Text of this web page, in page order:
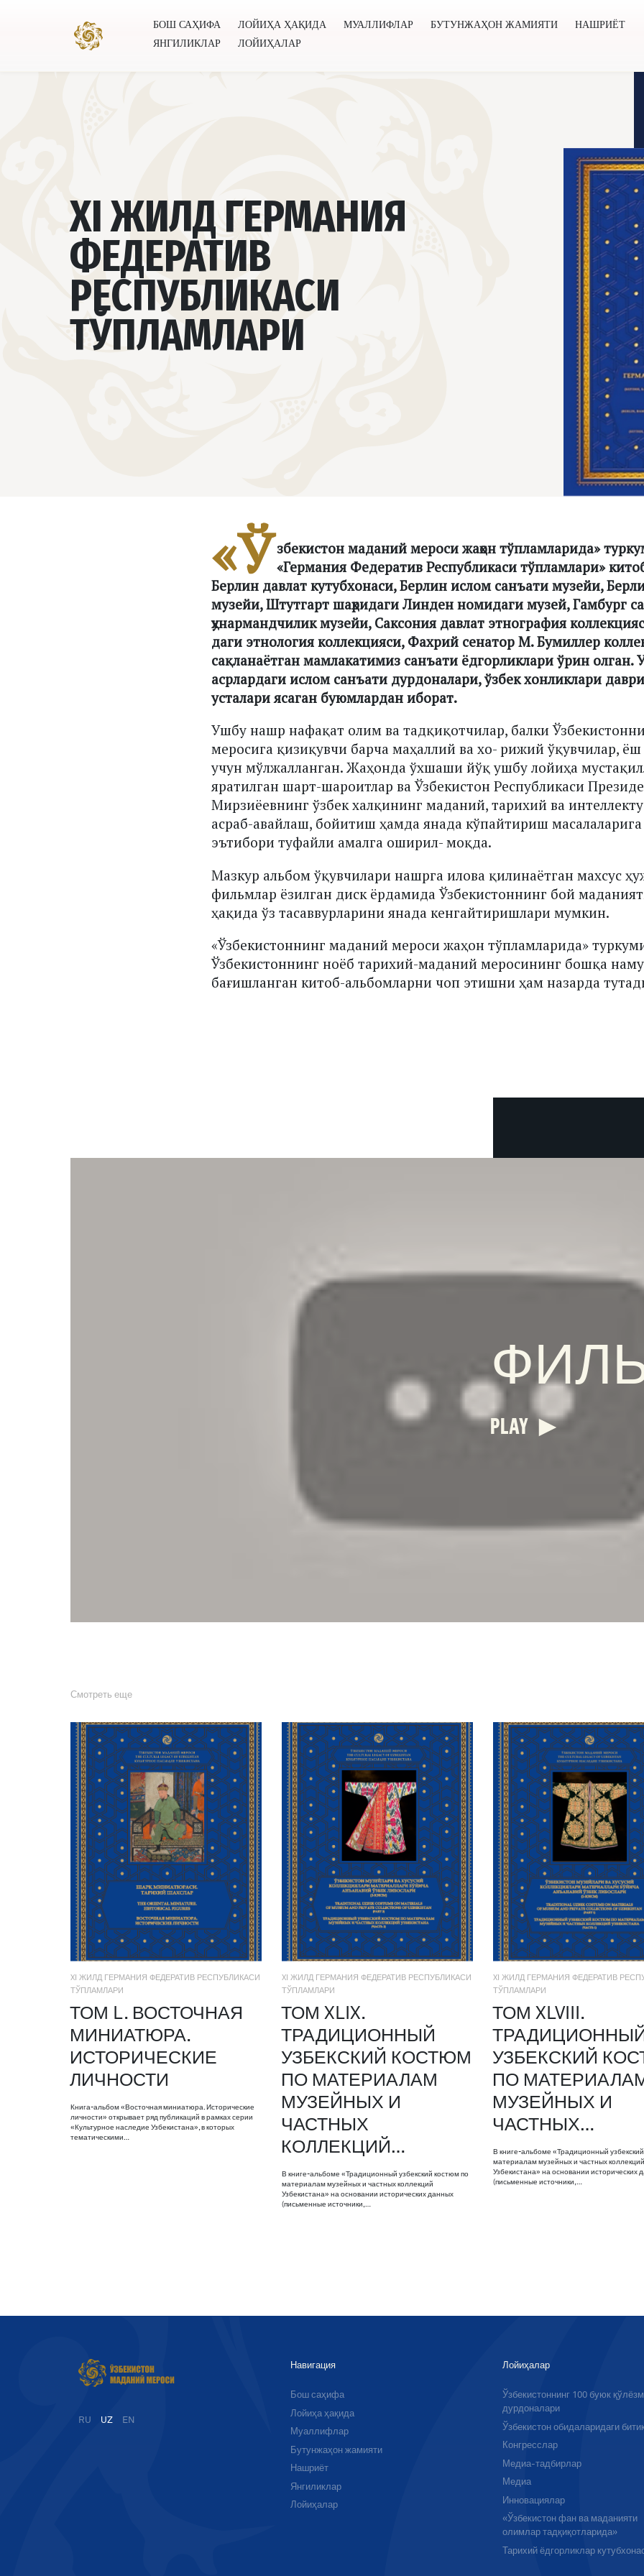
БОШ САҲИФА ЛОЙИҲА ҲАҚИДА МУАЛЛИФЛАР БУТУНЖАҲОН ЖАМИЯТИ
НАШРИЁТ
ЯНГИЛИКЛАР
ЛОЙИҲАЛАР
XI ЖИЛД ГЕРМАНИЯ
ФЕДЕРАТИВ
РЕСПУБЛИКАСИ
ТЎПЛАМЛАРИ
«Ўзбекистон маданий мероси жаҳон тўпламларида»
«Германия Федератив Республикаси тўпламлари»
Берлин давлат кутубхонаси, Берлин ислом санъати музейи,
музейи, Штутгарт шаҳридаги Линден номидаги музей, Гамбург
ҳунармандчилик музейи, Саксония давлат этнография
даги этнология коллекцияси, Фахрий сенатор М. Бумиллер
сақланаётган мамлакатимиз санъати ёдгорликлари ўрин олган.
асрлардаги ислом санъати дурдоналари, ўзбек хонликлари
усталари ясаган буюмлардан иборат.
Ушбу нашр нафақат олим ва тадқиқотчилар, балки
меросига қизиқувчи барча маҳаллий ва хо- рижий ўқувчилар,
учун мўлжалланган. Жаҳонда ўхшаши йўқ ушбу лойиҳа
яратилган шарт-шароитлар ва Ўзбекистон Республикаси
Мирзиёевнинг ўзбек халқининг маданий, тарихий ва
асраб-авайлаш, бойитиш ҳамда янада кўпайтириш
эътибори туфайли амалга оширил- моқда.
Мазкур альбом ўқувчилари нашрга илова қилинаётган махсус
фильмлар ёзилган диск ёрдамида Ўзбекистоннинг бой
ҳақида ўз тасаввурларини янада кенгайтиришлари мумкин.
«Ўзбекистоннинг маданий мероси жаҳон тўпламларида»
Ўзбекистоннинг ноёб тарихий-маданий меросининг бошқа
бағишланган китоб-альбомларни чоп этишни ҳам назарда
PLAY
Смотреть еще
XI ЖИЛД ГЕРМАНИЯ ФЕДЕРАТИВ РЕСПУБЛИКАСИ
ТЎПЛАМЛАРИ
ТОМ L. ВОСТОЧНАЯ
МИНИАТЮРА.
ИСТОРИЧЕСКИЕ
ЛИЧНОСТИ
Книга-альбом «Восточная миниатюра. Исторические
личности» открывает ряд публикаций в рамках серии
«Культурное наследие Узбекистана», в которых
тематическими…
XI ЖИЛД ГЕРМАНИЯ ФЕДЕРАТИВ РЕСПУБЛИКАСИ
ТЎПЛАМЛАРИ
ТОМ XLIX.
ТРАДИЦИОННЫЙ
УЗБЕКСКИЙ КОСТЮМ
ПО МАТЕРИАЛАМ
МУЗЕЙНЫХ И
ЧАСТНЫХ
КОЛЛЕКЦИЙ…
В книге-альбоме «Традиционный узбекский костюм по
материалам музейных и частных коллекций
Узбекистана» на основании исторических данных
(письменные источники,…
XI ЖИЛД ГЕРМАНИЯ ФЕДЕРАТИВ
ТЎПЛАМЛАРИ
ТОМ XLVIII.
УЗБЕКСКИЙ
ПО
МУЗЕЙНЫХ И
ЧАСТНЫХ…
В книге-альбоме «Традиционный
материалам музейных и частных коллекций
Узбекистана» на основании исторических
(письменные источники,…
RU UZ EN
Навигация
Бош саҳифа
Лойиҳа ҳақида
Муаллифлар
Бутунжаҳон жамияти
Нашриёт
Янгиликлар
Лойиҳалар
Лойиҳалар
Ўзбекистоннинг 100 буюк
дурдоналари
Ўзбекистон обидаларидаги
Конгресслар
Медиа-тадбирлар
Медиа
Инновациялар
«Ўзбекистон фан ва маданияти
олимлар тадқиқотларида»
Тарихий ёдгорликлар